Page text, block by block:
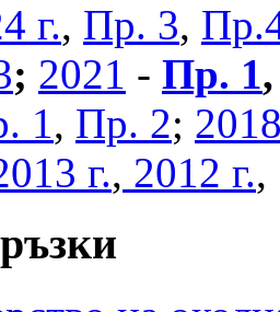
г., Пр. 3,
; 2021 - Пр. 1
1, Пр. 2;
г., 2012 г.